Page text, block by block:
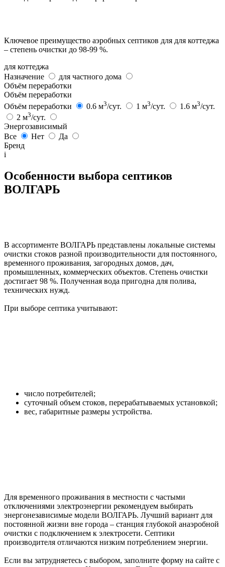
Ключевое преимущество аэробных септиков для для коттеджа
– степень очистки до 98-99 %.
для коттеджа
Назначение
для частного дома
Объём переработки
Объём переработки
Объём переработки
0.6 м3/сут. 1 м3/сут. 1.6 м3/сут.
2 м3/сут.
Энергозависимый
Все
Нет
Да
Бренд
i
Особенности выбора септиков
ВОЛГАРЬ
В ассортименте ВОЛГАРЬ представлены локальные системы
очистки стоков разной производительности для постоянного,
временного проживания, загородных домов, дач,
промышленных, коммерческих объектов. Степень очистки
достигает 98 %. Полученная вода пригодна для полива,
технических нужд.
При выборе септика учитывают:
число потребителей;
суточный объем стоков, перерабатываемых установкой;
вес, габаритные размеры устройства.
Для временного проживания в местности с частыми
отключениями электроэнергии рекомендуем выбирать
энергонезависимые модели ВОЛГАРЬ. Лучший вариант для
постоянной жизни вне города – станция глубокой анаэробной
очистки с подключением к электросети. Септики
производителя отличаются низким потреблением энергии.
Если вы затрудняетесь с выбором, заполните форму на сайте с